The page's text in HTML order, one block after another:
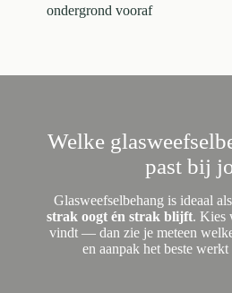
ondergrond vooraf
Welke
past bij
Glasweefselbehang is ideaal
strak oogt én strak blijft. Kies
vindt — dan zie je meteen
en aanpak het beste